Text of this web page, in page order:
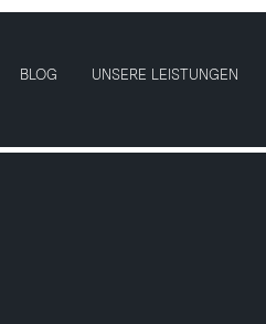
BLOG UNSERE LEISTUNGEN